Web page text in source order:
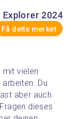
2024
Få dette merket
mit vielen
Du
aber auch
dieses